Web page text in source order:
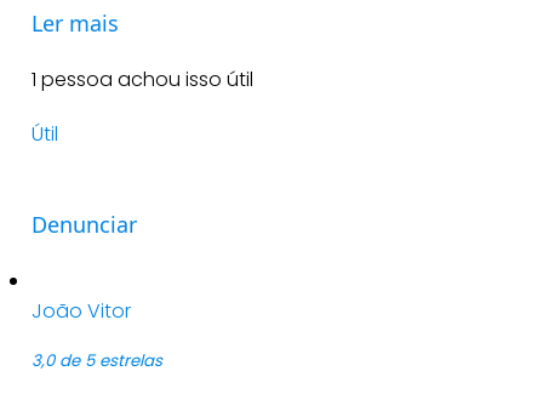
Ler mais
1 pessoa achou isso útil
Útil
Denunciar
João Vitor
3,0 de 5 estrelas